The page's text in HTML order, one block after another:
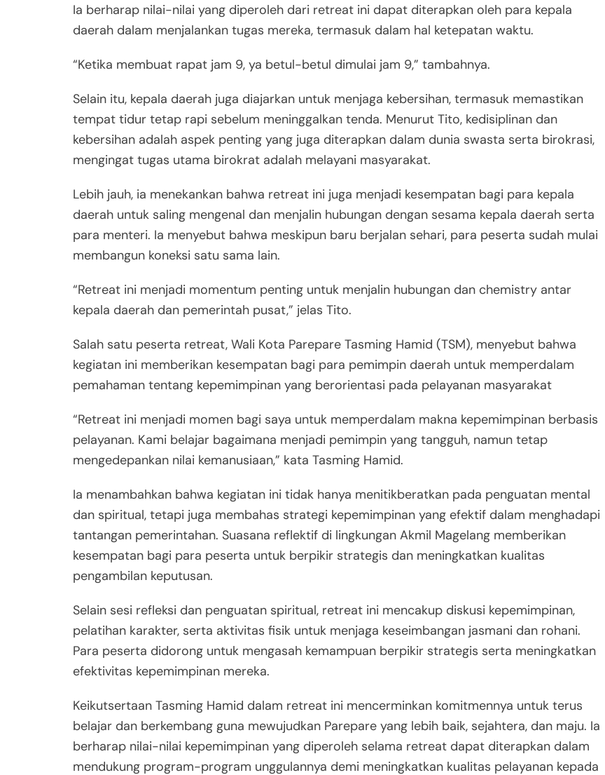
Ia berharap nilai-nilai yang diperoleh dari retreat ini dapat diterapkan oleh para kepala
daerah dalam menjalankan tugas mereka, termasuk dalam hal ketepatan waktu.
“Ketika membuat rapat jam 9, ya betul-betul dimulai jam 9,” tambahnya.
Selain itu, kepala daerah juga diajarkan untuk menjaga kebersihan, termasuk memastikan
tempat tidur tetap rapi sebelum meninggalkan tenda. Menurut Tito, kedisiplinan dan
kebersihan adalah aspek penting yang juga diterapkan dalam dunia swasta serta birokrasi,
mengingat tugas utama birokrat adalah melayani masyarakat.
Lebih jauh, ia menekankan bahwa retreat ini juga menjadi kesempatan bagi para kepala
daerah untuk saling mengenal dan menjalin hubungan dengan sesama kepala daerah serta
para menteri. Ia menyebut bahwa meskipun baru berjalan sehari, para peserta sudah mulai
membangun koneksi satu sama lain.
“Retreat ini menjadi momentum penting untuk menjalin hubungan dan chemistry antar
kepala daerah dan pemerintah pusat,” jelas Tito.
Salah satu peserta retreat, Wali Kota Parepare Tasming Hamid (TSM), menyebut bahwa
kegiatan ini memberikan kesempatan bagi para pemimpin daerah untuk memperdalam
pemahaman tentang kepemimpinan yang berorientasi pada pelayanan masyarakat
“Retreat ini menjadi momen bagi saya untuk memperdalam makna kepemimpinan berbasis
pelayanan. Kami belajar bagaimana menjadi pemimpin yang tangguh, namun tetap
mengedepankan nilai kemanusiaan,” kata Tasming Hamid.
Ia menambahkan bahwa kegiatan ini tidak hanya menitikberatkan pada penguatan mental
dan spiritual, tetapi juga membahas strategi kepemimpinan yang efektif dalam menghadapi
tantangan pemerintahan. Suasana reflektif di lingkungan Akmil Magelang memberikan
kesempatan bagi para peserta untuk berpikir strategis dan meningkatkan kualitas
pengambilan keputusan.
Selain sesi refleksi dan penguatan spiritual, retreat ini mencakup diskusi kepemimpinan,
pelatihan karakter, serta aktivitas fisik untuk menjaga keseimbangan jasmani dan rohani.
Para peserta didorong untuk mengasah kemampuan berpikir strategis serta meningkatkan
efektivitas kepemimpinan mereka.
Keikutsertaan Tasming Hamid dalam retreat ini mencerminkan komitmennya untuk terus
belajar dan berkembang guna mewujudkan Parepare yang lebih baik, sejahtera, dan maju. Ia
berharap nilai-nilai kepemimpinan yang diperoleh selama retreat dapat diterapkan dalam
mendukung program-program unggulannya demi meningkatkan kualitas pelayanan kepada